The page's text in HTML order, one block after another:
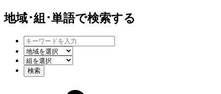
地域･組･単語で検索する